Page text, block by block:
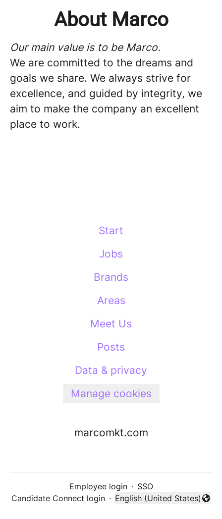
About Marco
Our main value is to be Marco.
We are committed to the dreams and
goals we share. We always strive for
excellence, and guided by integrity, we
aim to make the company an excellent
place to work.
Start
Jobs
Brands
Areas
Meet Us
Posts
Data & privacy
Manage cookies
marcomkt.com
Employee login · SSO
Candidate Connect login ·
Change language
English (United States)